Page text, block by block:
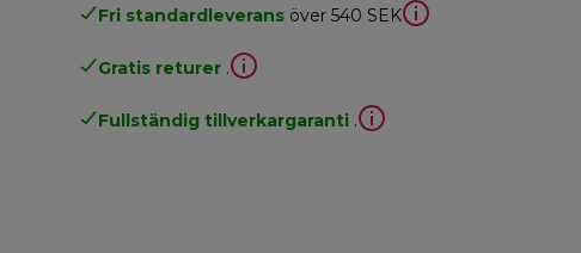
Fri standardleverans över 540 SEK
Gratis returer .
Fullständig tillverkargaranti .